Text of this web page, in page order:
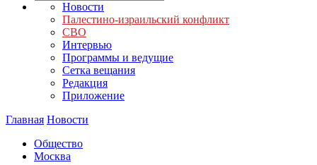
Новости
Палестино-израильский конфликт
СВО
Интервью
Программы и ведущие
Сетка вещания
Редакция
Приложение
Главная Новости
Общество
Москва